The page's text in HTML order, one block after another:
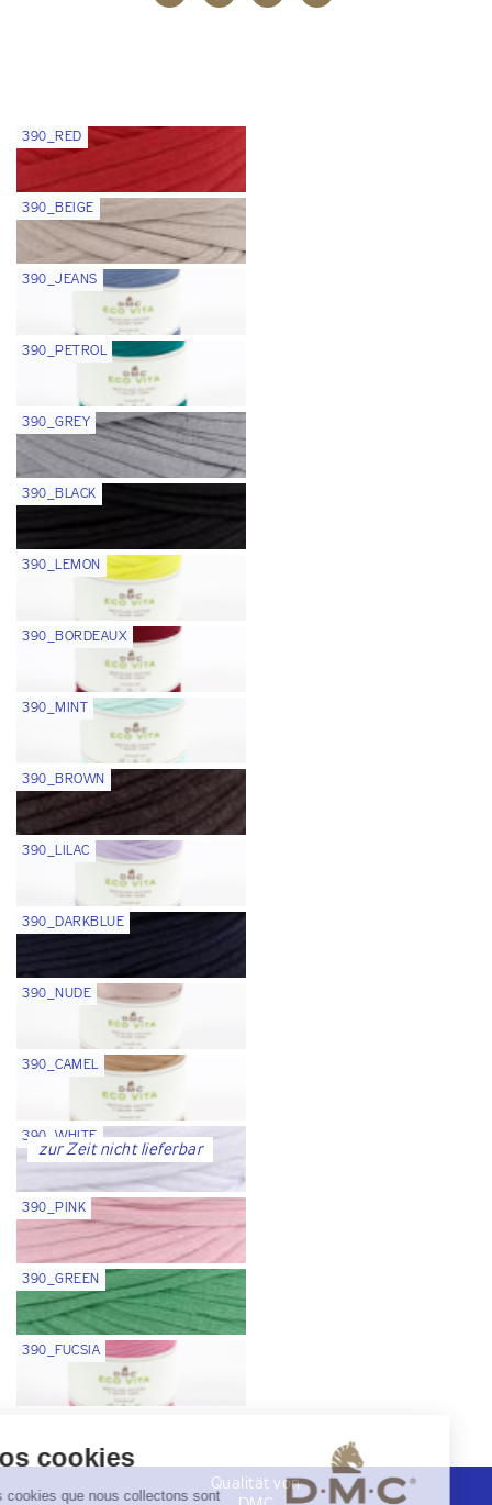
390_RED
390_BEIGE
390_JEANS
390_PETROL
390_GREY
390_BLACK
390_LEMON
390_BORDEAUX
390_MINT
390_BROWN
390_LILAC
390_DARKBLUE
390_NUDE
390_CAMEL
zur Zeit nicht lieferbar
390_WHITE
390_PINK
390_GREEN
390_FUCSIA
Qualität von